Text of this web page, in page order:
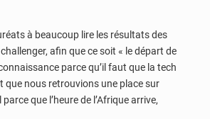
à beaucoup lire les résultats des
afin que ce soit « le départ de
parce qu’il faut que la tech
que nous retrouvions une place sur
que l’heure de l’Afrique arrive,